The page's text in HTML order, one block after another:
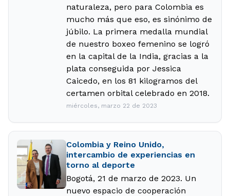
naturaleza, pero para Colombia es
mucho más que eso, es sinónimo de
júbilo. La primera medalla mundial
de nuestro boxeo femenino se logró
en la capital de la India, gracias a la
plata conseguida por Jessica
Caicedo, en los 81 kilogramos del
certamen orbital celebrado en 2018.
miércoles, marzo 22 de 2023
Colombia y Reino Unido,
intercambio de experiencias en
torno al deporte
Bogotá, 21 de marzo de 2023. Un
nuevo espacio de cooperación